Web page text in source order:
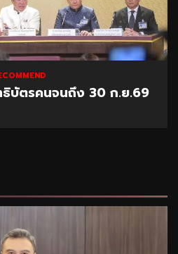
ธิบัตรคนจนถึง 30 ก.ย.69